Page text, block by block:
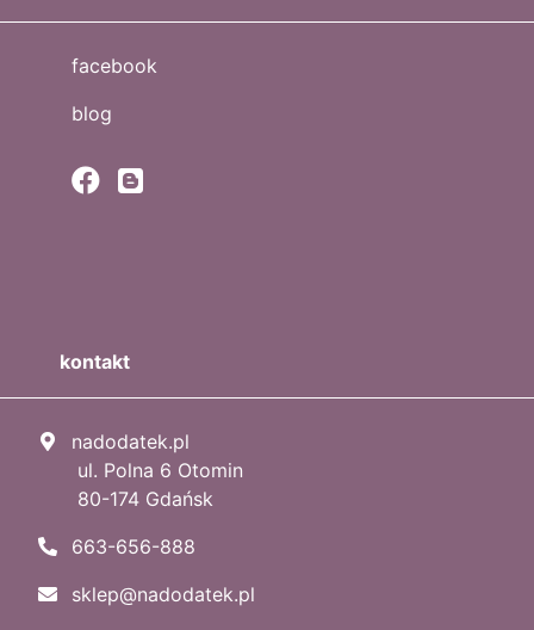
facebook
blog
kontakt
nadodatek.pl
ul. Polna 6 Otomin
80-174 Gdańsk
663-656-888
sklep@nadodatek.pl